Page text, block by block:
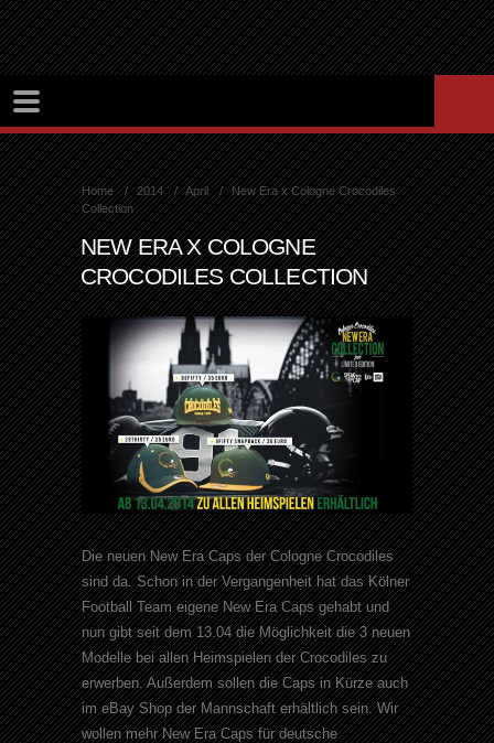
Home 2014 April
New Era x Cologne Crocodiles
Collection
NEW ERA X COLOGNE
CROCODILES COLLECTION
Die neuen New Era Caps der Cologne Crocodiles
sind da. Schon in der Vergangenheit hat das Kölner
Football Team eigene New Era Caps gehabt und
nun gibt seit dem 13.04 die Möglichkeit die 3 neuen
Modelle bei allen Heimspielen der Crocodiles zu
erwerben. Außerdem sollen die Caps in Kürze auch
im eBay Shop der Mannschaft erhältlich sein. Wir
wollen mehr New Era Caps für deutsche